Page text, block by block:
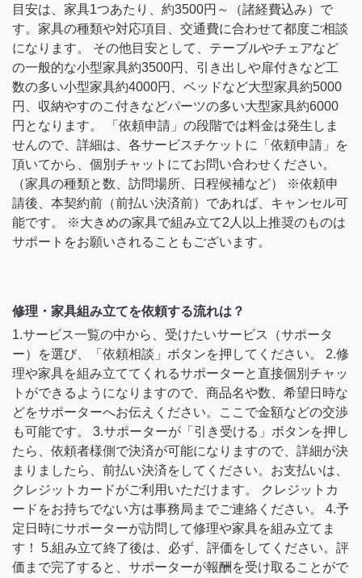
目安は、家具1つあたり、約3500円～（諸経費込み）で
す。家具の種類や対応項目、交通費に合わせて都度ご相談
になります。 その他目安として、テーブルやチェアなど
の一般的な小型家具約3500円、引き出しや扉付きなど工
数の多い小型家具約4000円、ベッドなど大型家具約5000
円、収納やすのこ付きなどパーツの多い大型家具約6000
円となります。 「依頼申請」の段階では料金は発生しま
せんので、詳細は、各サービスチケットに「依頼申請」を
頂いてから、個別チャットにてお問い合わせください。
（家具の種類と数、訪問場所、日程候補など） ※依頼申
請後、本契約前（前払い決済前）であれば、キャンセル可
能です。 ※大きめの家具で組み立て2人以上推奨のものは
サポートをお願いされることもございます。
修理・家具組み立てを依頼する流れは？
1.サービス一覧の中から、受けたいサービス（サポータ
ー）を選び、「依頼相談」ボタンを押してください。 2.修
理や家具を組み立ててくれるサポーターと直接個別チャッ
トができるようになりますので、商品名や数、希望日時な
どをサポーターへお伝えください。ここで金額などの交渉
も可能です。 3.サポーターが「引き受ける」ボタンを押し
たら、依頼者様側で決済が可能になりますので、詳細が決
まりましたら、前払い決済をしてください。お支払いは、
クレジットカードがご利用いただけます。 クレジットカ
ードをお持ちでない方は事務局までご連絡ください。 4.予
定日時にサポーターが訪問して修理や家具を組み立てま
す！ 5.組み立て終了後は、必ず、評価をしてください。評
価まで完了すると、サポーターが報酬を受け取ることがで